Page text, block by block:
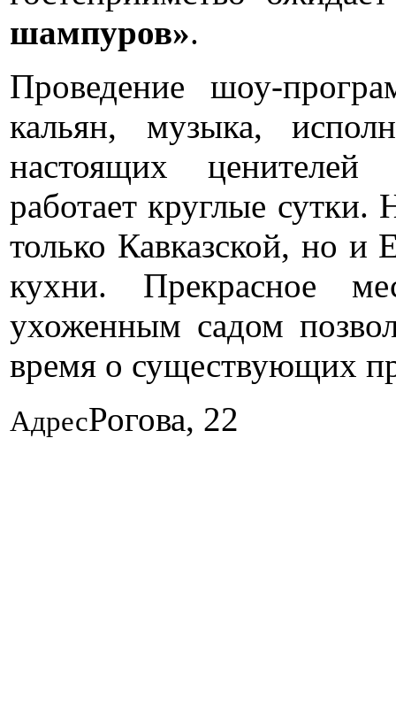
шампуров».
Проведение шоу-
кальян, музыка,
настоящих ценителей
работает круглые
только Кавказской, но и
кухни. Прекрасное
ухоженным садом
время о существующих
АдресРогова, 22